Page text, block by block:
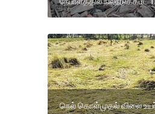
நெல் கொள்முதல் விலை